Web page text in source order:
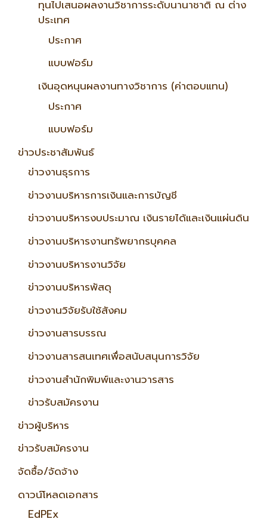
ทุนไปเสนอผลงานวิชาการระดับนานาชาติ ณ ต่าง
ประเทศ
ประกาศ
แบบฟอร์ม
เงินอุดหนุนผลงานทางวิชาการ (ค่าตอบแทน)
ประกาศ
แบบฟอร์ม
ข่าวประชาสัมพันธ์
ข่าวงานธุรการ
ข่าวงานบริหารการเงินและการบัญชี
ข่าวงานบริหารงบประมาณ เงินรายได้และเงินแผ่นดิน
ข่าวงานบริหารงานทรัพยากรบุคคล
ข่าวงานบริหารงานวิจัย
ข่าวงานบริหารพัสดุ
ข่าวงานวิจัยรับใช้สังคม
ข่าวงานสารบรรณ
ข่าวงานสารสนเทศเพื่อสนับสนุนการวิจัย
ข่าวงานสำนักพิมพ์และงานวารสาร
ข่าวรับสมัครงาน
ข่าวผู้บริหาร
ข่าวรับสมัครงาน
จัดซื้อ/จัดจ้าง
ดาวน์โหลดเอกสาร
EdPEx